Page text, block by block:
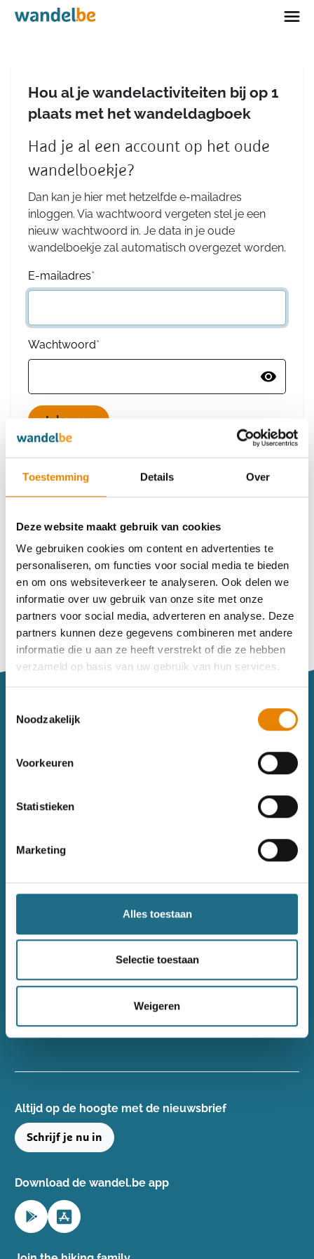
Toestemming Details Over
Deze website maakt gebruik van cookies
We gebruiken cookies om content en advertenties te
personaliseren, om functies voor social media te bieden
en om ons websiteverkeer te analyseren. Ook delen we
informatie over uw gebruik van onze site met onze
partners voor social media, adverteren en analyse. Deze
partners kunnen deze gegevens combineren met andere
informatie die u aan ze heeft verstrekt of die ze hebben
verzameld op basis van uw gebruik van hun services.
Noodzakelijk
Voorkeuren
Statistieken
Marketing
Alles toestaan
Selectie toestaan
Weigeren
Home
Hou al je wandelactiviteiten bij op 1
plaats met het wandeldagboek
Had je al een account op het oude
wandelboekje?
Dan kan je hier met hetzelfde e-mailadres
inloggen. Via wachtwoord vergeten stel je een
nieuw wachtwoord in. Je data in je oude
wandelboekje zal automatisch overgezet worden.
E-mailadres*
Wachtwoord*
Heb je nog geen account?
Maak dan een nieuw account aan
Maak een nieuw account aan
Vind je je weg niet goed in het wandeldagboek?
Raadpleeg dan hier de handleiding.
Wandelinspiratie
Gezondheid
+32(0)50 40 51 40
info@wandelsport.be
BE 0643 481 073
Altijd op de hoogte ​met de nieuwsbrief
Schrijf je nu in
Download de wandel.be app